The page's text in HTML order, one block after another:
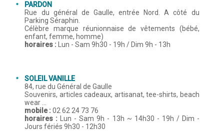
PARDON
Rue du général de Gaulle, entrée Nord. A côté du
Parking Séraphin.
Célèbre marque réunionnaise de vêtements (bébé,
enfant, femme, homme)
horaires : Lun - Sam 9h30 - 19h / Dim 9h - 13h
SOLEIL VANILLE
84, rue du Général de Gaulle
Souvenirs, articles cadeaux, artisanat, tee-shirts, beach
wear ...
mobile :02 62 24 73 76
horaires : Lun - Sam 9h - 13h ~ 14h30 - 19h / Dim -
Jours fériés 9h30 - 12h30